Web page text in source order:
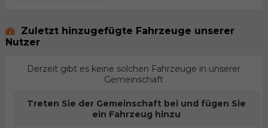
Zuletzt hinzugefügte Fahrzeuge unserer
Nutzer
Derzeit gibt es keine solchen Fahrzeuge in unserer
Gemeinschaft
Treten Sie der Gemeinschaft bei und fügen Sie
ein Fahrzeug hinzu